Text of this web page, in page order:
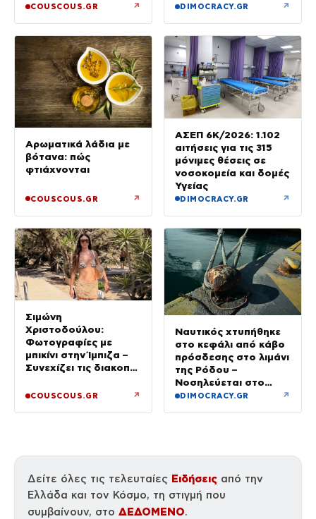
COUSCOUS.GR ↗ DIMOCRACY.GR ↗
Αρωματικά λάδια με
βότανα: πώς
φτιάχνονται
COUSCOUS.GR ↗
ΑΣΕΠ 6Κ/2026: 1.102
αιτήσεις για τις 315
μόνιμες θέσεις σε
νοσοκομεία και δομές
Υγείας
DIMOCRACY.GR ↗
Σιμώνη
Χριστοδούλου:
Φωτογραφίες με
μπικίνι στην Ίμπιζα –
Συνεχίζει τις διακοπές
της, Αντρέα Γεωργίου
COUSCOUS.GR ↗
Ναυτικός χτυπήθηκε
στο κεφάλι από κάβο
πρόσδεσης στο λιμάνι
της Ρόδου –
Νοσηλεύεται στο
νοσοκομείο
DIMOCRACY.GR ↗
Δείτε όλες τις τελευταίες Ειδήσεις από την
Ελλάδα και τον Κόσμο, τη στιγμή που
συμβαίνουν, στο ΔΕΔΟΜΕΝΟ.